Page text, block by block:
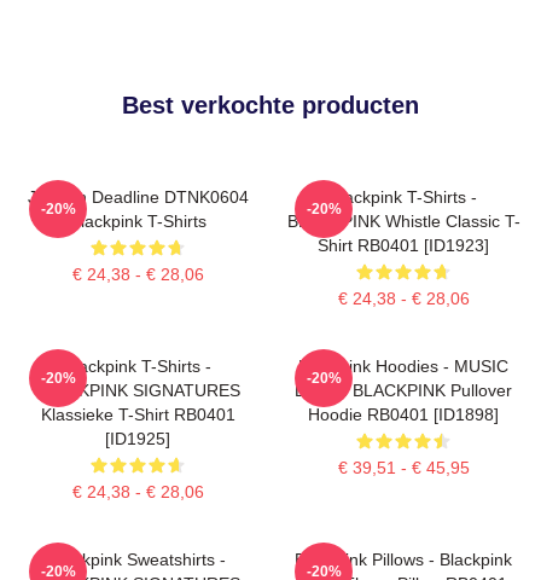
Best verkochte producten
Jisoo In Deadline DTNK0604
Blackpink T-Shirts
€ 24,38 - € 28,06
-20%
Blackpink T-Shirts -
BLACKPINK Whistle Classic T-
Shirt RB0401 [ID1923]
€ 24,38 - € 28,06
-20%
Blackpink T-Shirts -
BLACKPINK SIGNATURES
Klassieke T-Shirt RB0401
[ID1925]
€ 24,38 - € 28,06
-20%
Blackpink Hoodies - MUSIC
BLINK: BLACKPINK Pullover
Hoodie RB0401 [ID1898]
€ 39,51 - € 45,95
-20%
Blackpink Sweatshirts -
-20%
Blackpink Pillows - Blackpink
-20%